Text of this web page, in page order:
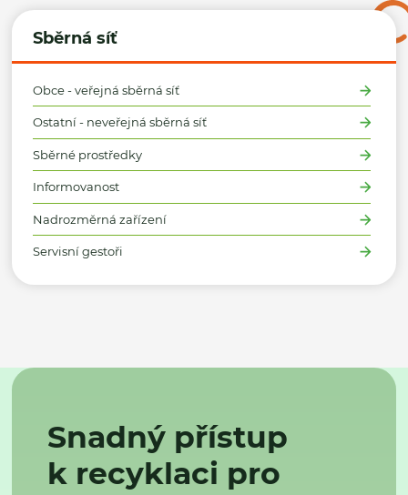
Sběrná síť
Obce - veřejná sběrná síť
Ostatní - neveřejná sběrná síť
Sběrné prostředky
Informovanost
Nadrozměrná zařízení
Servisní gestoři
Snadný přístup
k recyklaci pro